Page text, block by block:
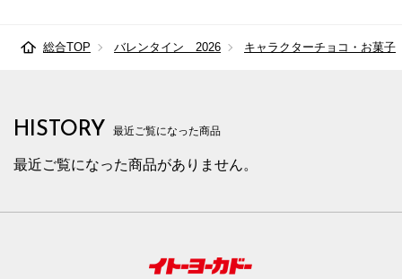
総合TOP バレンタイン 2026 キャラクターチョコ・お菓子
HISTORY 最近ご覧になった商品
最近ご覧になった商品がありません。